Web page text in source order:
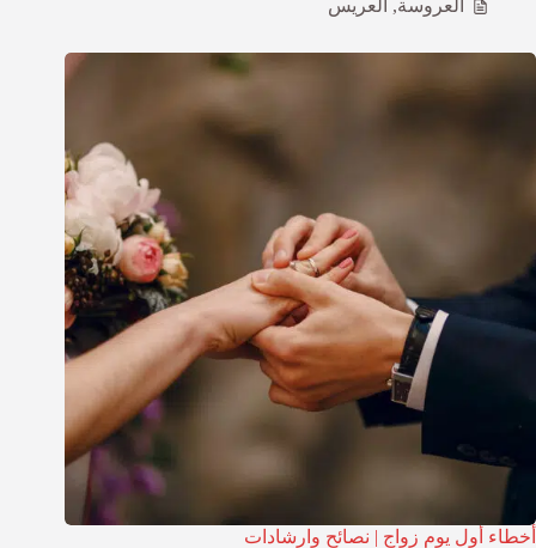
العروسة, العريس
أخطاء أول يوم زواج | نصائح وارشادات